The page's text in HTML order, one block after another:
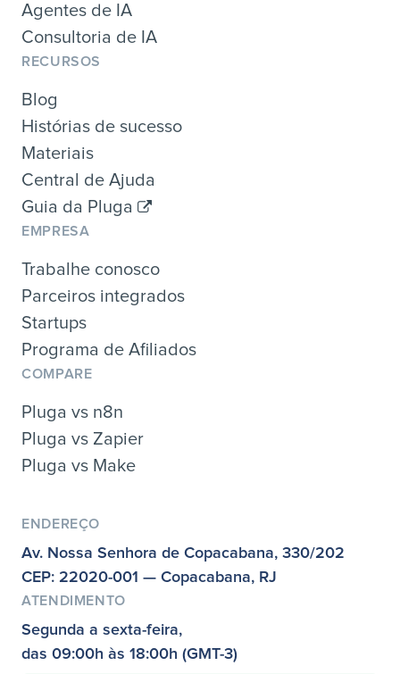
Agentes de IA
Consultoria de IA
RECURSOS
Blog
Histórias de sucesso
Materiais
Central de Ajuda
Guia da Pluga
EMPRESA
Trabalhe conosco
Parceiros integrados
Startups
Programa de Afiliados
COMPARE
Pluga vs n8n
Pluga vs Zapier
Pluga vs Make
ENDEREÇO
Av. Nossa Senhora de Copacabana, 330/202
CEP: 22020-001 — Copacabana, RJ
ATENDIMENTO
Segunda a sexta-feira,
das 09:00h às 18:00h (GMT-3)